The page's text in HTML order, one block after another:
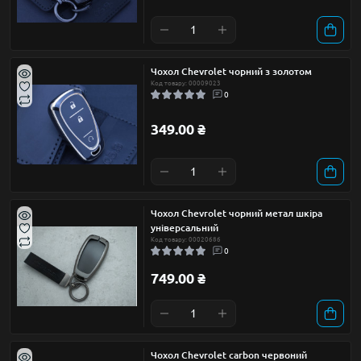
Чохол Chevrolet чорний з золотом
Код товару: 00009023
0
349.00 ₴
Чохол Chevrolet чорний метал шкіра
універсальний
Код товару: 00020686
0
749.00 ₴
Чохол Chevrolet carbon червоний